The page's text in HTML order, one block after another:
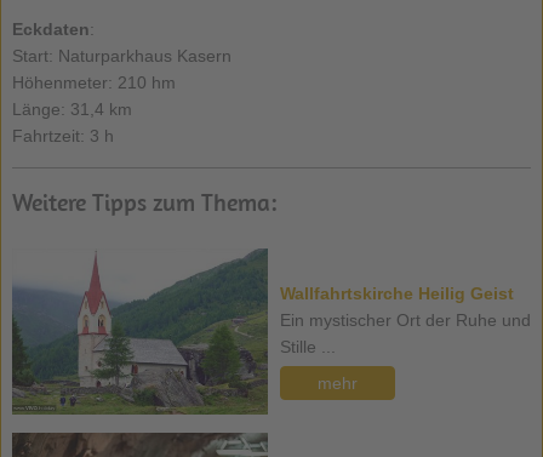
Eckdaten:
Start: Naturparkhaus Kasern
Höhenmeter: 210 hm
Länge: 31,4 km
Fahrtzeit: 3 h
Weitere Tipps zum Thema:
Wallfahrtskirche Heilig Geist
Ein mystischer Ort der Ruhe und
Stille ...
mehr